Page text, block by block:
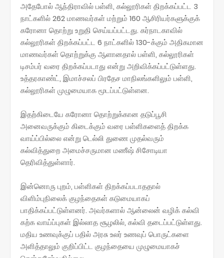
அதேபோல் ஆந்திராவில் பள்ளி, கல்லூரிகள் திறக்கப்பட்ட 3
நாட்களில் 262 மாணவர்கள் மற்றும் 160 ஆசிரியர்களுக்குக்
கரோனா தொற்று உறுதி செய்யப்பட்டது. கர்நாடகாவில்
கல்லூரிகள் திறக்கப்பட்ட 6 நாட்களில் 130-க்கும் அதிகமான
மாணவர்கள் தொற்றுக்கு ஆளானதால் பள்ளி, கல்லூரிகள்
டிசம்பர் வரை திறக்கப்படாது என்று அறிவிக்கப்பட்டுள்ளது.
உத்தரகாண்ட், இமாச்சலப் பிரதேச மாநிலங்களிலும் பள்ளி,
கல்லூரிகள் முழுமையாக மூடப்பட்டுள்ளன.
இதற்கிடையே கரோனா தொற்றுக்கான தடுப்பூசி
அனைவருக்கும் கிடைக்கும் வரை பள்ளிகளைத் திறக்க
வாய்ப்பில்லை என்று டெல்லி துணை முதல்வரும்
கல்வித்துறை அமைச்சருமான மணீஷ் சிசோடியா
தெரிவித்துள்ளார்.
இன்னொரு புறம், பள்ளிகள் திறக்கப்படாததால்
விளிம்புநிலைக் குழந்தைகள் கடுமையாகப்
பாதிக்கப்பட்டுள்ளனர். அவர்களால் ஆன்லைன் வழிக் கல்வி
கற்க வாய்ப்புகள் இல்லாத சூழலில், கல்வி தடைப்பட்டுள்ளது.
மதிய உணவுக்குப் பதில் அரசு உலர் உணவுப் பொருட்களை
அளித்தாலும் குறிப்பிட்ட குழந்தையை முழுமையாகச்